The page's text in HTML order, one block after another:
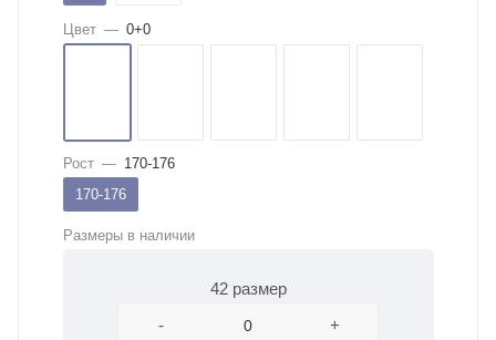
Цвет — 0+0
Рост — 170-176
170-176
Размеры в наличии
42 размер
-
+